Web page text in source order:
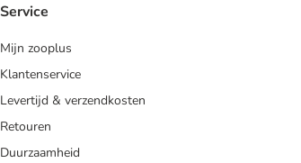
Service
Mijn zooplus
Klantenservice
Levertijd & verzendkosten
Retouren
Duurzaamheid